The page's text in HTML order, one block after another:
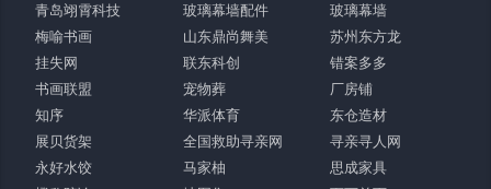
青岛翊霄科技
玻璃幕墙配件
玻璃幕墙
梅喻书画
山东鼎尚舞美
苏州东方龙
挂失网
联东科创
错案多多
书画联盟
宠物葬
厂房铺
知序
华派体育
东仓造材
展贝货架
全国救助寻亲网
寻亲寻人网
永好水饺
马家柚
思成家具